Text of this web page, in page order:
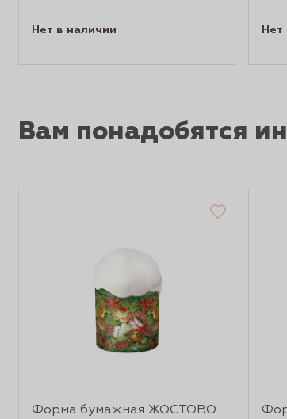
Нет в наличии Нет
Вам понадобятся
Форма бумажная ЖОСТОВО